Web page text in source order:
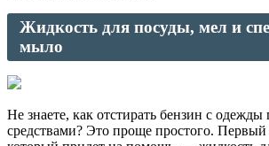
Жидкость для посуды, мел и
мыло
Не знаете, как отстирать бензин с
средствами? Это проще простого.